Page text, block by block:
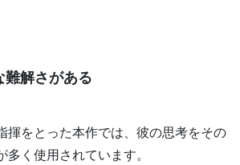
解さがある
揮をとった本作では、彼の思考をその
く使用されています。